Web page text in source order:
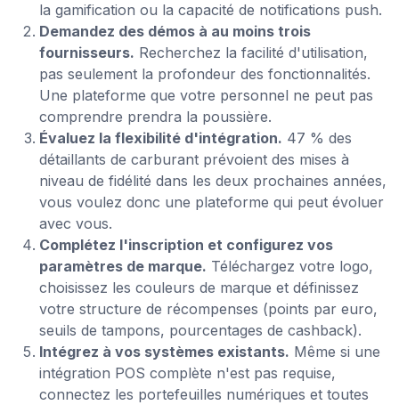
la gamification ou la capacité de notifications push.
Demandez des démos à au moins trois
fournisseurs. Recherchez la facilité d'utilisation,
pas seulement la profondeur des fonctionnalités.
Une plateforme que votre personnel ne peut pas
comprendre prendra la poussière.
Évaluez la flexibilité d'intégration. 47 % des
détaillants de carburant prévoient des mises à
niveau de fidélité dans les deux prochaines années,
vous voulez donc une plateforme qui peut évoluer
avec vous.
Complétez l'inscription et configurez vos
paramètres de marque. Téléchargez votre logo,
choisissez les couleurs de marque et définissez
votre structure de récompenses (points par euro,
seuils de tampons, pourcentages de cashback).
Intégrez à vos systèmes existants. Même si une
intégration POS complète n'est pas requise,
connectez les portefeuilles numériques et toutes